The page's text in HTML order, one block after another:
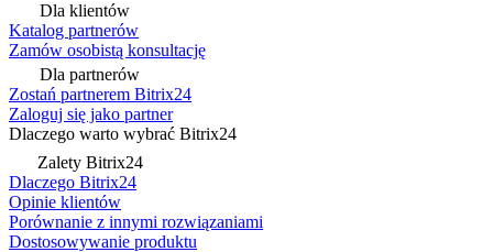
Dla klientów
Katalog partnerów
Zamów osobistą konsultację
Dla partnerów
Zostań partnerem Bitrix24
Zaloguj się jako partner
Dlaczego warto wybrać Bitrix24
Zalety Bitrix24
Dlaczego Bitrix24
Opinie klientów
Porównanie z innymi rozwiązaniami
Dostosowywanie produktu